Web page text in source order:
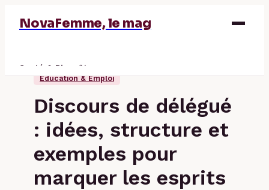
NovaFemme, le mag
Santé & Bien-être
Éducation & Emploi
Discours de délégué
: idées, structure et
exemples pour
marquer les esprits